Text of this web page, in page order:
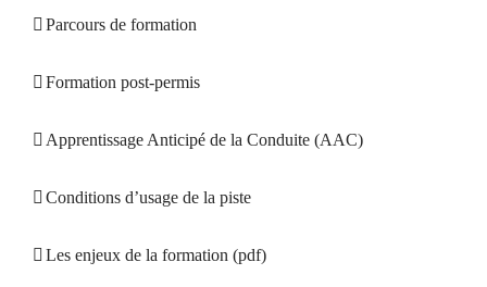
Parcours de formation
Formation post-permis
Apprentissage Anticipé de la Conduite (AAC)
Conditions d’usage de la piste
Les enjeux de la formation (pdf)